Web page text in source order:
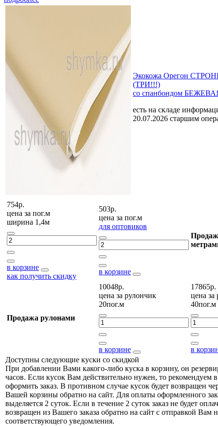
Экокожа Орегон
(ТРИ!!!)
со спанбондом
есть на складе
20.07.2026 старшим
754р.
цена за пог.м
ширина 1,4м
в корзине
как получить скидку
503р.
цена за пог.м
для оптовиков
в корзине
Продажа рулонами
10048р.
цена за рулончик
20пог.м
в корзине
17865р.
цена за
40пог.м
в
Доступны следующие куски со скидкой
При добавлении Вами какого-либо куска в корзину, он
часов. Если кусок Вам действительно нужен, то рекомендуем
оформить заказ. В противном случае кусок будет возвращен
Вашей корзины обратно на сайт. Для оплаты оформленного
выделяется 2 суток. Если в течение 2 суток заказ не будет
возвращен из Вашего заказа обратно на сайт с отправкой Вам
соответствующего уведомления.